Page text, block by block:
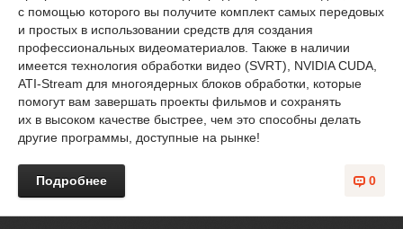
с помощью которого вы получите комплект самых передовых
и простых в использовании средств для создания
профессиональных видеоматериалов. Также в наличии
имеется технология обработки видео (SVRT), NVIDIA CUDA,
ATI-Stream для многоядерных блоков обработки, которые
помогут вам завершать проекты фильмов и сохранять
их в высоком качестве быстрее, чем это способны делать
другие программы, доступные на рынке!
0
Подробнее